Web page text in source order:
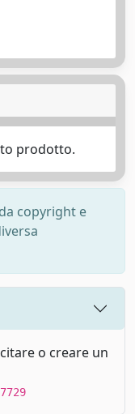
prodotto.
copyright e
o creare un